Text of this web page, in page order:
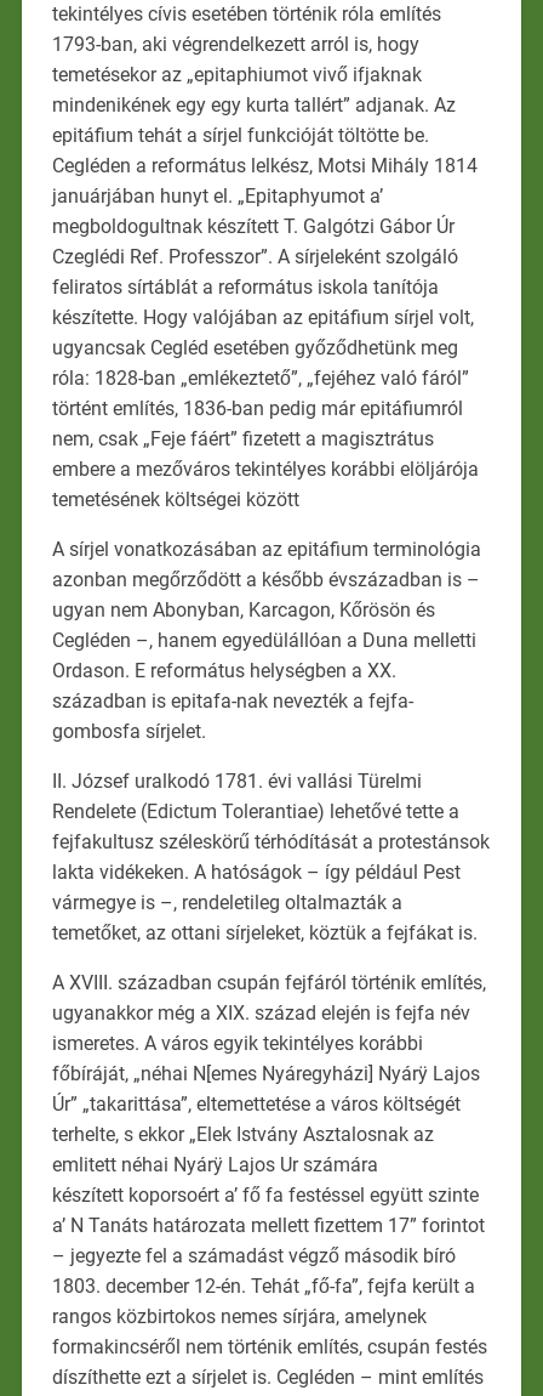
tekintélyes cívis esetében történik róla említés
1793-ban, aki végrendelkezett arról is, hogy
temetésekor az „epitaphiumot vivő ifjaknak
mindenikének egy egy kurta tallért” adjanak. Az
epitáfium tehát a sírjel funkcióját töltötte be.
Cegléden a református lelkész, Motsi Mihály 1814
januárjában hunyt el. „Epitaphyumot a’
megboldogultnak készített T. Galgótzi Gábor Úr
Czeglédi Ref. Professzor”. A sírjeleként szolgáló
feliratos sírtáblát a református iskola tanítója
készítette. Hogy valójában az epitáfium sírjel volt,
ugyancsak Cegléd esetében győződhetünk meg
róla: 1828-ban „emlékeztető”, „fejéhez való fáról”
történt említés, 1836-ban pedig már epitáfiumról
nem, csak „Feje fáért” fizetett a magisztrátus
embere a mezőváros tekintélyes korábbi elöljárója
temetésének költségei között
A sírjel vonatkozásában az epitáfium terminológia
azonban megőrződött a később évszázadban is –
ugyan nem Abonyban, Karcagon, Kőrösön és
Cegléden –, hanem egyedülállóan a Duna melletti
Ordason. E református helységben a XX.
században is epitafa-nak nevezték a fejfa-
gombosfa sírjelet.
II. József uralkodó 1781. évi vallási Türelmi
Rendelete (Edictum Tolerantiae) lehetővé tette a
fejfakultusz széleskörű térhódítását a protestánsok
lakta vidékeken. A hatóságok – így például Pest
vármegye is –, rendeletileg oltalmazták a
temetőket, az ottani sírjeleket, köztük a fejfákat is.
A XVIII. században csupán fejfáról történik említés,
ugyanakkor még a XIX. század elején is fejfa név
ismeretes. A város egyik tekintélyes korábbi
főbíráját, „néhai N[emes Nyáregyházi] Nyárÿ Lajos
Úr” „takarittása”, eltemettetése a város költségét
terhelte, s ekkor „Elek Istvány Asztalosnak az
emlitett néhai Nyárÿ Lajos Ur számára
készített koporsoért a’ fő fa festéssel együtt szinte
a’ N Tanáts határozata mellett fizettem 17” forintot
– jegyezte fel a számadást végző második bíró
1803. december 12-én. Tehát „fő-fa”, fejfa került a
rangos közbirtokos nemes sírjára, amelynek
formakincséről nem történik említés, csupán festés
díszíthette ezt a sírjelet is. Cegléden – mint említés